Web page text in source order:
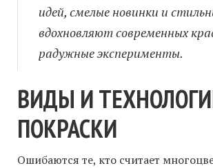
идей, смелые новинки и
вдохновляют современных
радужные эксперименты.
ВИДЫ И
ПОКРАСКИ
Ошибаются те, кто считает